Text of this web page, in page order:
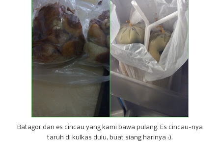
Batagor dan es cincau yang kami bawa pulang. Es cincau-nya
taruh di kulkas dulu, buat siang harinya :).